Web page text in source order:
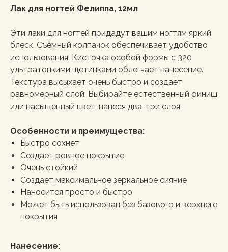
Лак для ногтей Фелиппа, 12мл
Эти лаки для ногтей придадут вашим ногтям яркий
блеск. Съёмный колпачок обеспечивает удобство
использования. Кисточка особой формы с 320
ультратонкими щетинками облегчает нанесение.
Текстура высыхает очень быстро и создаёт
равномерный слой. Выбирайте естественный финиш
или насыщенный цвет, нанеся два-три слоя.
Особенности и преимущества:
Быстро сохнет
Создает ровное покрытие
Очень стойкий
Создает максимальное зеркальное сияние
Наносится просто и быстро
Может быть использован без базового и верхнего
покрытия
Нанесение: